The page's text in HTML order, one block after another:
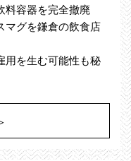
料容器を完全撤廃
マグを鎌倉の飲食店
用を生む可能性も秘